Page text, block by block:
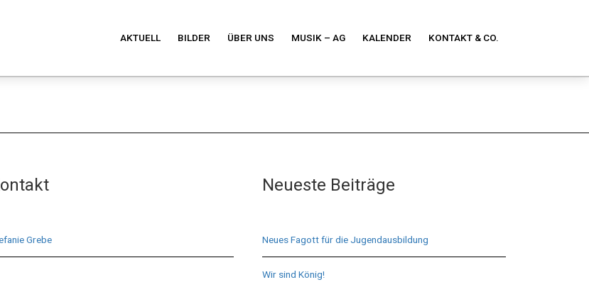
AKTUELL BILDER ÜBER UNS MUSIK – AG KALENDER KONTAKT & CO.
Grebe
Neueste Beiträge
Neues Fagott für die Jugendausbildung
Wir sind König!